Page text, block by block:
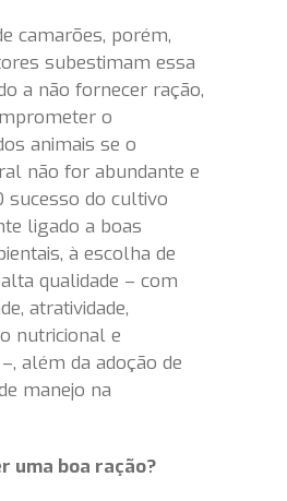
camarões, porém,
subestimam essa
a não fornecer ração,
o
animais se o
não for abundante e
sucesso do cultivo
ligado a boas
à escolha de
qualidade – com
atratividade,
nutricional e
além da adoção de
manejo na
uma boa ração?